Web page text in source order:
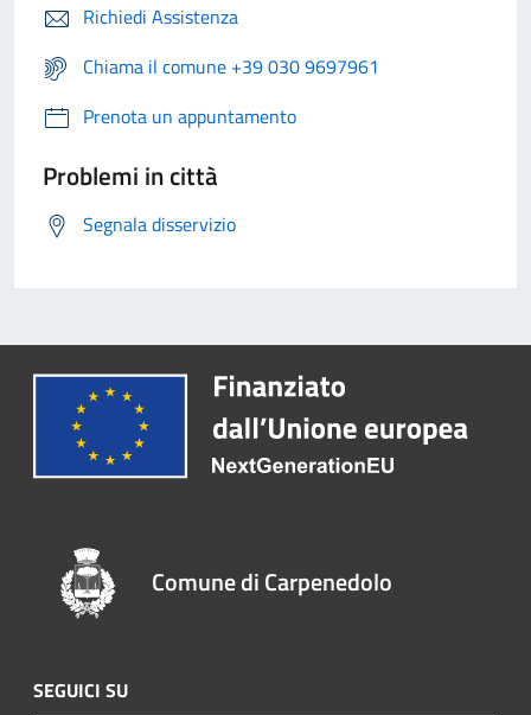
Richiedi Assistenza
Chiama il comune +39 030 9697961
Prenota un appuntamento
Problemi in città
Segnala disservizio
Comune di Carpenedolo
SEGUICI SU